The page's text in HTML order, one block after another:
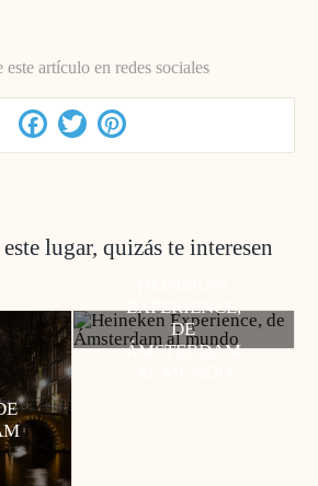
este artículo en redes sociales
Facebook
Twitter
lugar, quizás te interesen
EXPERIENCE,
DE
ÁMSTERDAM